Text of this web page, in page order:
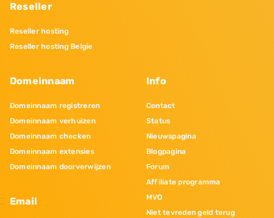
Reseller
Reseller hosting
Reseller hosting Belgie
Domeinnaam
Domeinnaam registreren
Domeinnaam verhuizen
Domeinnaam checken
Domeinnaam extensies
Domeinnaam doorverwijzen
Email
Info
Contact
Status
Nieuwspagina
Blogpagina
Forum
Affiliate programma
MVO
Niet tevreden geld terug